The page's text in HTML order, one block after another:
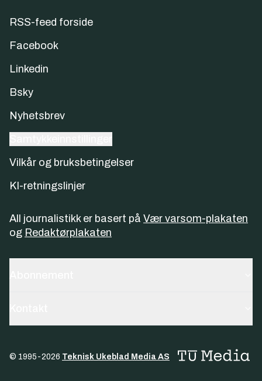
RSS-feed forside
Facebook
Linkedin
Bsky
Nyhetsbrev
Vilkår og bruksbetingelser
KI-retningslinjer
All journalistikk er basert på Vær varsom-plakaten
og Redaktørplakaten
© 1995-2026 Teknisk Ukeblad Media AS